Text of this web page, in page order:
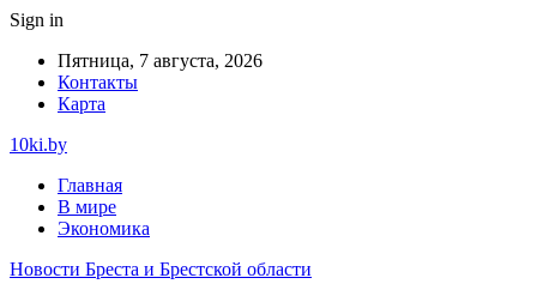
Sign in
Пятница, 7 августа, 2026
Контакты
Карта
10ki.by
Главная
В мире
Экономика
Новости Бреста и Брестской области